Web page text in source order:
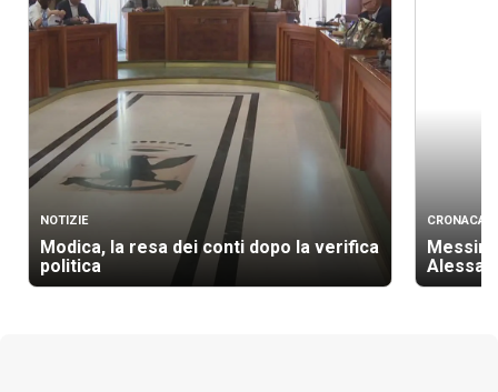
NOTIZIE
Modica, la resa dei conti dopo la verifica
politica
CRONACA